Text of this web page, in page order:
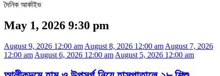
দৈনিক আর্কাইভ
May 1, 2026 9:30 pm
August 9, 2026 12:00 am August 8, 2026 12:00 am August 7, 2026
12:00 am August 6, 2026 12:00 am August 5, 2026 12:00 am